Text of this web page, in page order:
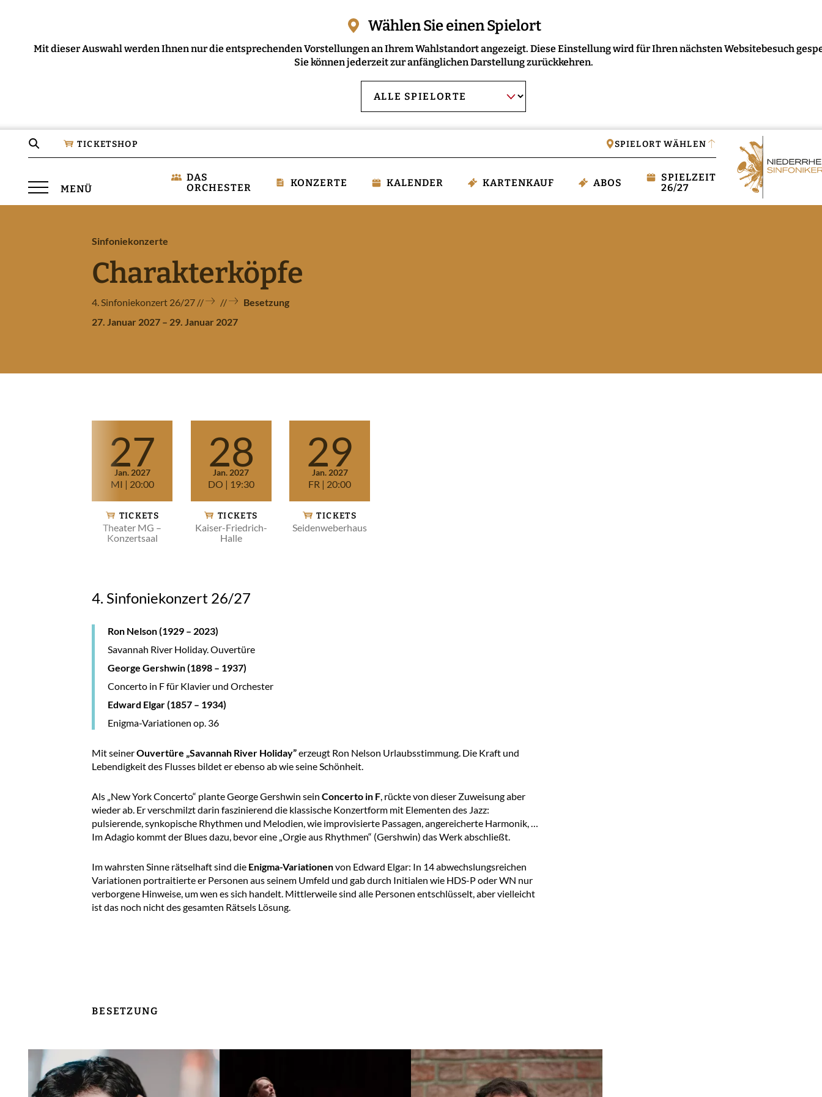
Seite
durchsuchen
TICKETSHOP SPIELORT WÄHLEN
Wählen Sie einen Spielort
Mit dieser Auswahl werden Ihnen nur die entsprechenden Vorstellungen an Ihrem Wahlstandort angezeigt. Diese Einstellung wird für Ihren nächsten Websitebesuch
Sie können jederzeit zur anfänglichen Darstellung zurückkehren.
MENÜ
Menü
öffnen
DAS
ORCHESTER
KONZERTE KALENDER KARTENKAUF ABOS
SPIELZEIT
26/27
Sinfoniekonzerte
Charakterköpfe
4. Sinfoniekonzert 26/27
Besetzung
27. Januar 2027 – 29. Januar 2027
27
Jan. 2027
MI | 20:00
TICKETS
Theater MG –
Konzertsaal
28
Jan. 2027
DO | 19:30
TICKETS
Kaiser-Friedrich-
Halle
29
Jan. 2027
FR | 20:00
TICKETS
Seidenweberhaus
4. Sinfoniekonzert 26/27
Ron Nelson (1929 – 2023)
Savannah River Holiday. Ouvertüre
George Gershwin (1898 – 1937)
Concerto in F für Klavier und Orchester
Edward Elgar (1857 – 1934)
Enigma-Variationen op. 36
Mit seinerOuvertüre „Savannah River Holiday”erzeugt Ron Nelson Urlaubsstimmung. Die Kraft und
Lebendigkeit des Flusses bildet er ebenso ab wie seine Schönheit.
Als „New York Concerto“ plante George Gershwin seinConcerto in F, rückte von dieser Zuweisung aber
wieder ab. Er verschmilzt darin faszinierend die klassische Konzertform mit Elementen des Jazz:
pulsierende, synkopische Rhythmen und Melodien, wie improvisierte Passagen, angereicherte Harmonik, …
Im Adagio kommt der Blues dazu, bevor eine „Orgie aus Rhythmen“ (Gershwin) das Werk abschließt.
Im wahrsten Sinne rätselhaft sind die Enigma-Variationenvon Edward Elgar: In 14 abwechslungsreichen
Variationen portraitierte er Personen aus seinem Umfeld und gab durch Initialen wie HDS-P oder WN nur
verborgene Hinweise, um wen es sich handelt. Mittlerweile sind alle Personen entschlüsselt, aber vielleicht
ist das noch nicht des gesamten Rätsels Lösung.
BESETZUNG